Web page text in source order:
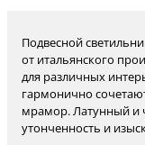
Подвесной
от итальянского
для различных
гармонично
мрамор. Латунный и
утонченность и